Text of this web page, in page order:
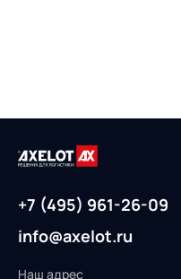
+7 (495) 961-26-09
info@axelot.ru
Наш адрес